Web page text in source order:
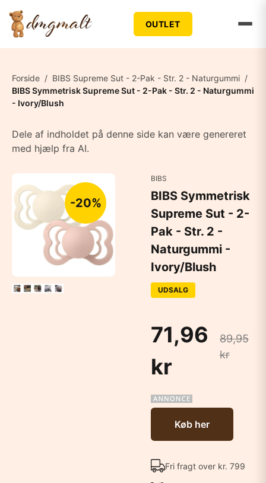
OUTLET
Forside / BIBS Supreme Sut - 2-Pak - Str. 2 - Naturgummi /
BIBS Symmetrisk Supreme Sut - 2-Pak - Str. 2 - Naturgummi
- Ivory/Blush
Dele af indholdet på denne side kan være genereret
med hjælp fra AI.
-20%
BIBS
BIBS Symmetrisk
Supreme Sut - 2-
Pak - Str. 2 -
Naturgummi -
Ivory/Blush
UDSALG
71,96
kr
89,95
kr
Køb her
Fri fragt over kr. 799